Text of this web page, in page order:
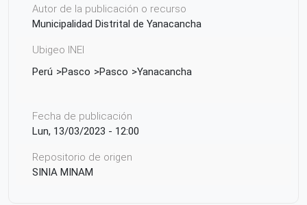
Autor de la publicación o recurso
Municipalidad Distrital de Yanacancha
Ubigeo INEI
Perú
Pasco Pasco Yanacancha
Fecha de publicación
Lun, 13/03/2023 - 12:00
Repositorio de origen
SINIA MINAM